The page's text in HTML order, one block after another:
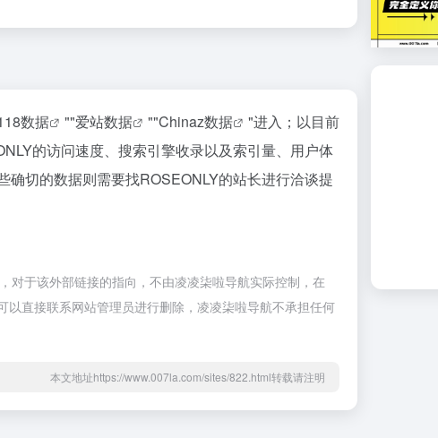
数据 ""爱站数据 ""Chinaz数据
"进入；以目前
的访问速度、搜索引擎收录以及索引量、用户体
切的数据则需要找ROSEONLY的站长进行洽谈提
对于该外部链接的指向，不由凌凌柒啦导航实际控制，在
直接联系网站管理员进行删除，凌凌柒啦导航不承担任何
本文地址https://www.007la.com/sites/822.html转载请注明